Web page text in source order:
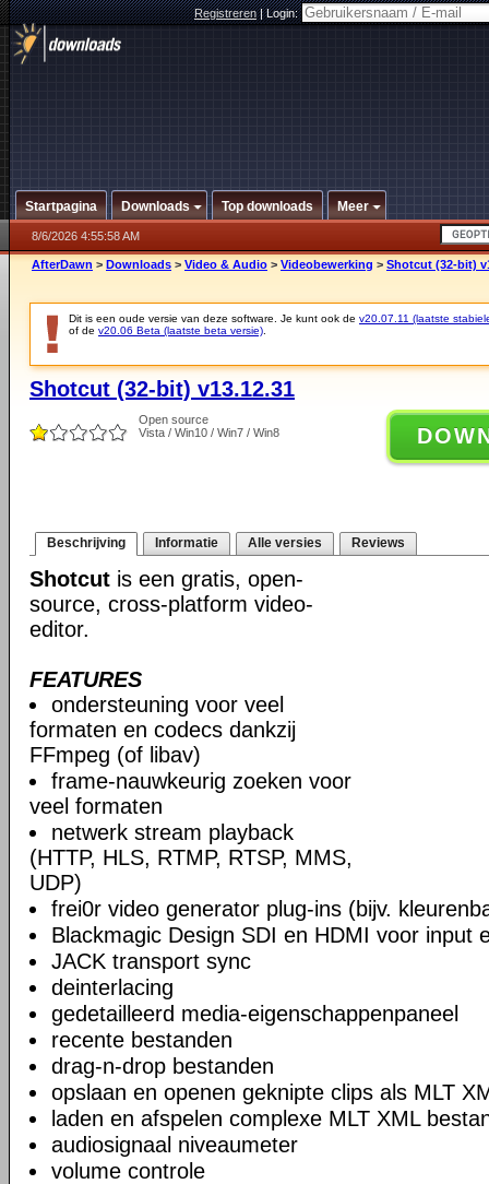
Registreren|Login:
Startpagina Downloads Top downloads Meer
8/6/2026 4:55:58 AM
AfterDawn > Downloads > Video & Audio > Videobewerking > Shotcut (32-bit)
Dit is een oude versie van deze software. Je kunt ook de v20.07.11 (laatste
of de v20.06 Beta (laatste beta versie)
Shotcut (32-bit) v13.12.31
Open source
Vista / Win10 / Win7 / Win8
Beschrijving Informatie Alle versies Reviews
Shotcut is een gratis, open-
source, cross-platform video-
editor.
FEATURES
ondersteuning voor veel
formaten en codecs dankzij
FFmpeg (of libav)
frame-nauwkeurig zoeken voor
veel formaten
netwerk stream playback
(HTTP, HLS, RTMP, RTSP, MMS,
UDP)
frei0r video generator plug-ins (bijv.
Blackmagic Design SDI en HDMI voor input
JACK transport sync
deinterlacing
gedetailleerd media-eigenschappenpaneel
recente bestanden
drag-n-drop bestanden
opslaan en openen geknipte clips als MLT
laden en afspelen complexe MLT XML
audiosignaal niveaumeter
volume controle